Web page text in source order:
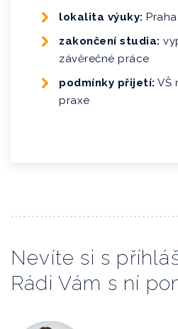
lokalita výuky:
zakončení studia:
závěrečné práce
podmínky přijetí: VŠ
praxe
Nevíte si s
Rádi Vám s ní